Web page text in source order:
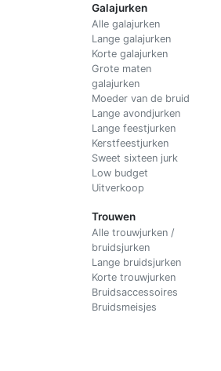
Galajurken
Alle galajurken
Lange galajurken
Korte galajurken
Grote maten
galajurken
Moeder van de bruid
Lange avondjurken
Lange feestjurken
Kerstfeestjurken
Sweet sixteen jurk
Low budget
Uitverkoop
Trouwen
Alle trouwjurken /
bruidsjurken
Lange bruidsjurken
Korte trouwjurken
Bruidsaccessoires
Bruidsmeisjes